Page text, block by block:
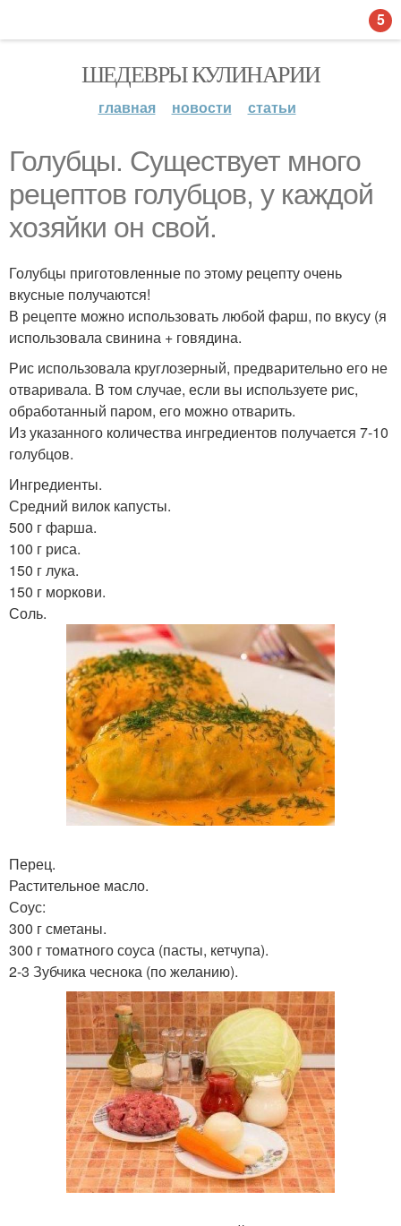
ШЕДЕВРЫ КУЛИНАРИИ
главная новости статьи
Голубцы. Существует много
рецептов голубцов, у каждой
хозяйки он свой.
Голубцы приготовленные по этому рецепту очень
вкусные получаются!
В рецепте можно использовать любой фарш, по вкусу (я
использовала свинина + говядина.
Рис использовала круглозерный, предварительно его не
отваривала. В том случае, если вы используете рис,
обработанный паром, его можно отварить.
Из указанного количества ингредиентов получается 7-10
голубцов.
Ингредиенты.
Средний вилок капусты.
500 г фарша.
100 г риса.
150 г лука.
150 г моркови.
Соль.
Перец.
Растительное масло.
Соус:
300 г сметаны.
300 г томатного соуса (пасты, кетчупа).
2-3 Зубчика чеснока (по желанию).
5